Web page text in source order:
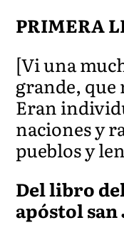
PRIMERA
[Vi una
grande, que
Eran
naciones y
pueblos y
Del libro
apóstol san